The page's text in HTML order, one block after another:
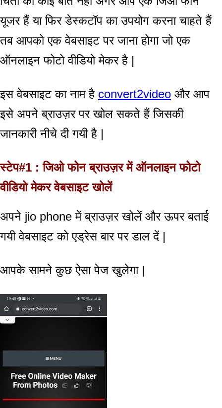
यूजर हैं या फिर डेस्कटॉप का उपयोग करना चाहते हैं
तब आपको एक वेबसाइट पर जाना होगा जो एक
ऑनलाइन फोटो वीडियो मेकर है |
इस वेबसाइट का नाम है convert2video और आप
इसे अपने ब्राउज़र पर खोल सकते हैं जिसकी
जानकारी नीचे दी गयी है |
स्टेप#1 : जिओ फोन ब्राउज़र में ऑनलाइन फोटो
वीडियो मेकर वेबसाइट खोलें
अपने jio phone में ब्राउज़र खोलें और ऊपर बताई
गयी वेबसाइट को एड्रेस बार पर डाल दें |
आपके सामने कुछ ऐसा पेज खुलेगा |